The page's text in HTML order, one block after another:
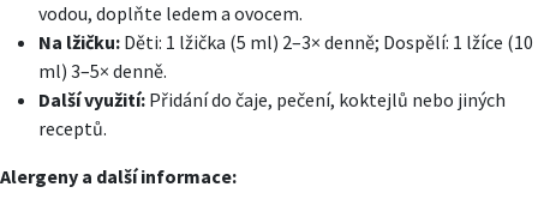
vodou, doplňte ledem a ovocem.
Na lžičku: Děti: 1 lžička (5 ml) 2–3× denně; Dospělí: 1 lžíce (10
ml) 3–5× denně.
Další využití: Přidání do čaje, pečení, koktejlů nebo jiných
receptů.
Alergeny a další informace: